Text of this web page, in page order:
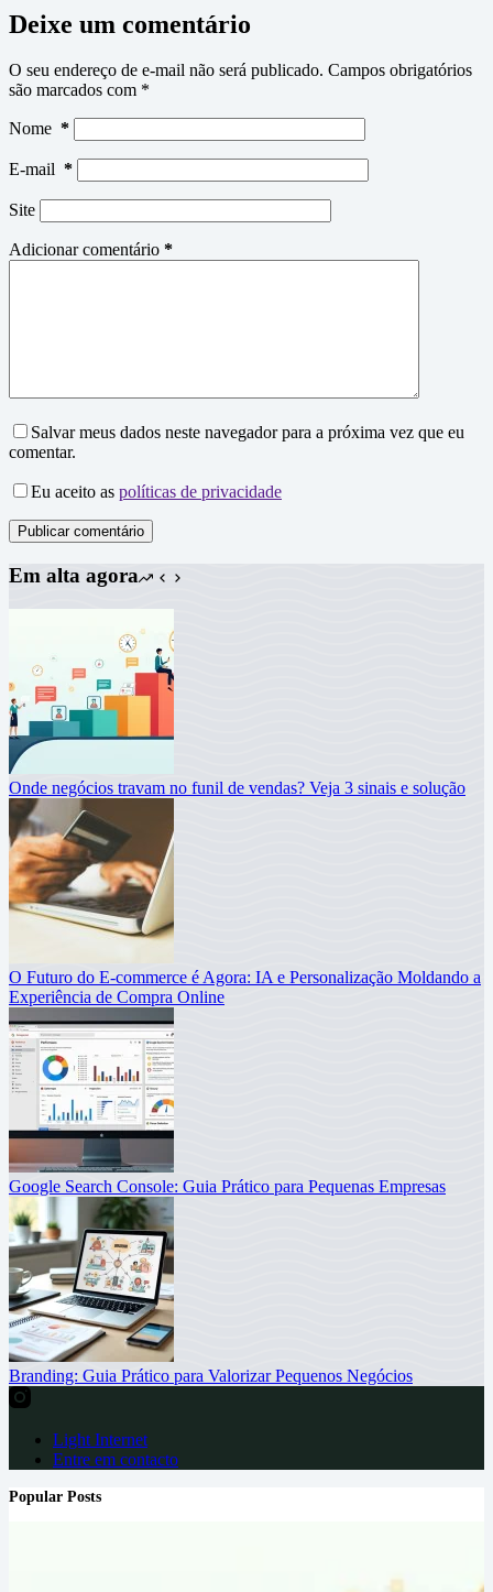
Deixe um comentário
O seu endereço de e-mail não será publicado. Campos obrigatórios
são marcados com *
Nome *
E-mail *
Site
Adicionar comentário *
Salvar meus dados neste navegador para a próxima vez que eu
comentar.
Eu aceito as políticas de privacidade
Publicar comentário
Em alta agora
Onde negócios travam no funil de vendas? Veja 3 sinais e solução
O Futuro do E-commerce é Agora: IA e Personalização Moldando a
Experiência de Compra Online
Google Search Console: Guia Prático para Pequenas Empresas
Branding: Guia Prático para Valorizar Pequenos Negócios
Light Internet
Entre em contacto
Popular Posts